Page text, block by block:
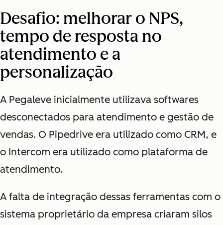
Desafio: melhorar o NPS,
tempo de resposta no
atendimento e a
personalização
A Pegaleve inicialmente utilizava softwares
desconectados para atendimento e gestão de
vendas. O Pipedrive era utilizado como CRM, e
o Intercom era utilizado como plataforma de
atendimento.
A falta de integração dessas ferramentas com o
sistema proprietário da empresa criaram silos